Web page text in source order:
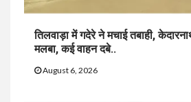
तिलवाड़ा में गदेरे ने मचाई तबाही,
मलबा, कई वाहन दबे..
August 6, 2026